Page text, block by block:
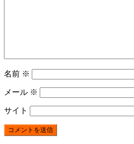
名前 ※
メール ※
サイト